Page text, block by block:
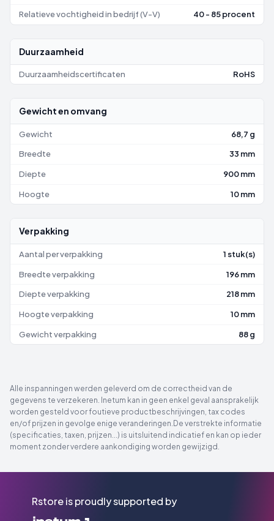
Relatieve vochtigheid in bedrijf (V-V) 40 - 85 procent
Duurzaamheid
Duurzaamheidscertificaten RoHS
Gewicht en omvang
Gewicht 68,7 g
Breedte 33 mm
Diepte 900 mm
Hoogte 10 mm
Verpakking
Aantal per verpakking 1 stuk(s)
Breedte verpakking 196 mm
Diepte verpakking 218 mm
Hoogte verpakking 10 mm
Gewicht verpakking 88 g
Alle inspanningen werden geleverd om de correctheid van de
gegevens te verzekeren. Inetum kan in geen enkel geval aansprakelijk
worden gesteld voor foutieve productbeschrijvingen, tax codes
en/of prijzen in gevolge enige veranderingen.De verstrekte informatie
(specificaties, taxen, prijzen...) is uitsluitend indicatief en kan op ieder
moment zonder verdere aankondiging worden gewijzigd.
Rstore is proudly supported by